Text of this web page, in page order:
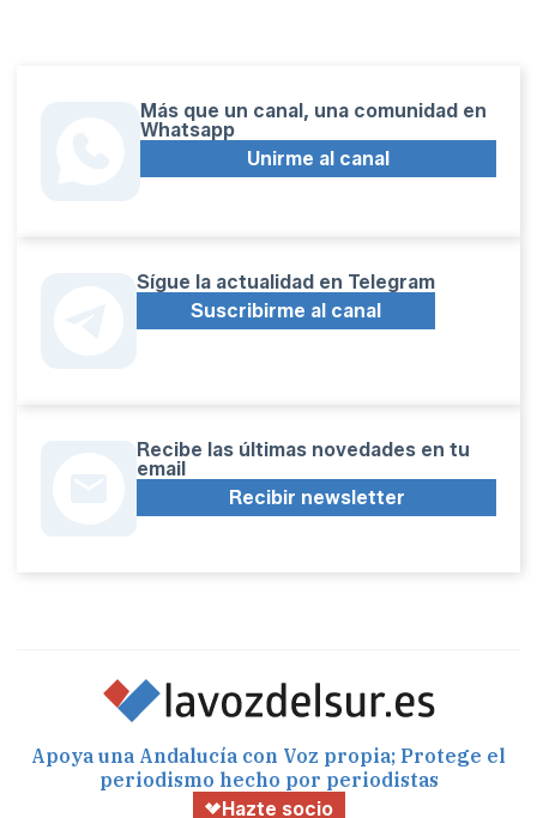
Más que un canal, una comunidad en
Whatsapp
Unirme al canal
Sígue la actualidad en Telegram
Suscribirme al canal
Recibe las últimas novedades en tu
email
Recibir newsletter
Apoya una Andalucía con Voz propia; Protege el
periodismo hecho por periodistas
Hazte socio